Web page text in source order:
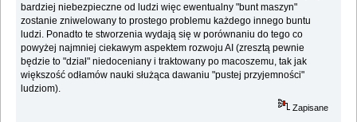
bardziej niebezpieczne od ludzi więc ewentualny "bunt maszyn"
zostanie zniwelowany to prostego problemu każdego innego buntu
ludzi. Ponadto te stworzenia wydają się w porównaniu do tego co
powyżej najmniej ciekawym aspektem rozwoju AI (zresztą pewnie
będzie to "dział" niedoceniany i traktowany po macoszemu, tak jak
większość odłamów nauki służąca dawaniu "pustej przyjemności"
ludziom).
Zapisane